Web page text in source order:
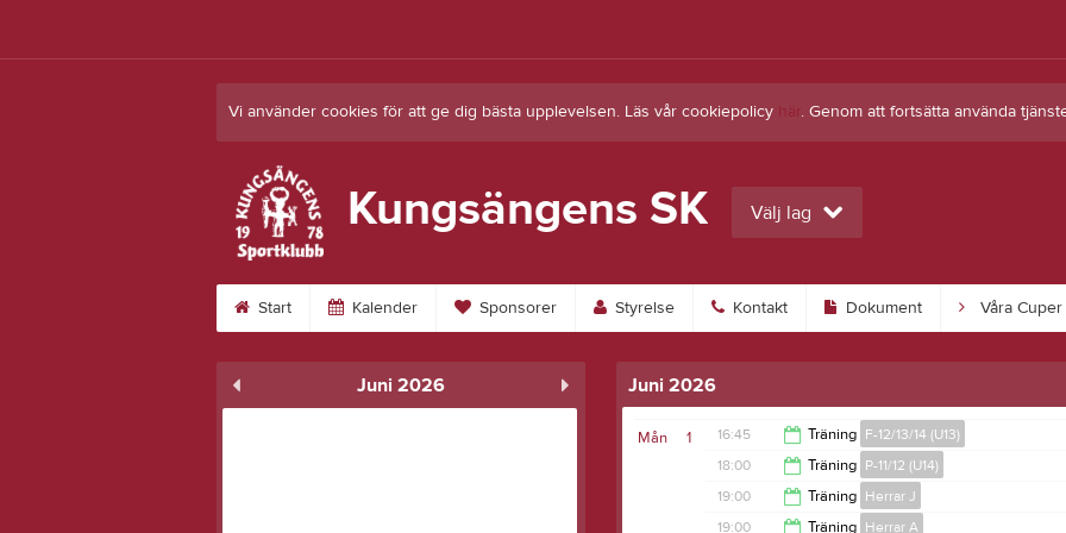
Vi använder cookies för att ge dig bästa upplevelsen. Läs vår cookiepolicy här. Genom att fortsätta använda
Kungsängens SK Välj lag
Start Kalender Sponsorer Styrelse Kontakt Dokument Våra Cuper
Juni 2026 Juni 2026
1
Mån 16:45 Träning F-12/13/14 (U13)
19:15
18:00 Träning P-11/12 (U14)
20:00
19:00 Träning Herrar J
19:00 Träning Herrar A